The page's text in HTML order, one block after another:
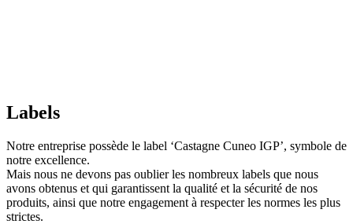
Labels
Notre entreprise possède le label ‘Castagne Cuneo IGP’, symbole de
notre excellence.
Mais nous ne devons pas oublier les nombreux labels que nous
avons obtenus et qui garantissent la qualité et la sécurité de nos
produits, ainsi que notre engagement à respecter les normes les plus
strictes.